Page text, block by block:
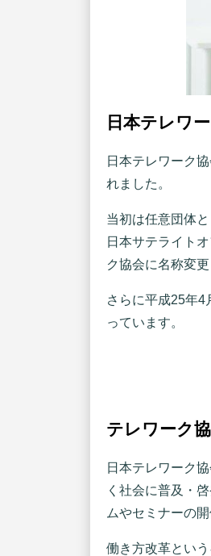
日本テレワ
日本テレワーク
れました。
当初は任意団体
日本サテライト
ク協会に名称変更
さらに平成25年4
っています。
テレワーク
日本テレワーク
く社会に普及・
ムやセミナーの開
働き方改革とい